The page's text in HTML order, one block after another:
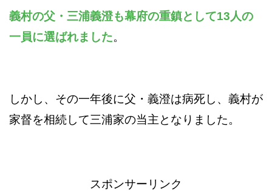
義村の父・三浦義澄も幕府の重鎮として13人の
一員に選ばれました。
しかし、その一年後に父・義澄は病死し、義村が
家督を相続して三浦家の当主となりました。
スポンサーリンク